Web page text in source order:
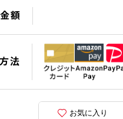
額
法
お気に入り